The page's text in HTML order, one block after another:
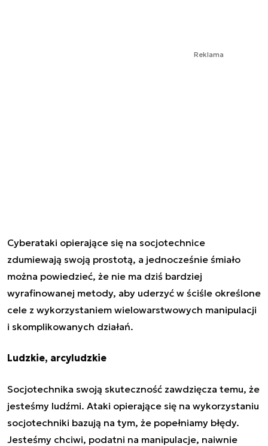
Reklama
Cyberataki opierające się na socjotechnice
zdumiewają swoją prostotą, a jednocześnie śmiało
można powiedzieć, że nie ma dziś bardziej
wyrafinowanej metody, aby uderzyć w ściśle określone
cele z wykorzystaniem wielowarstwowych manipulacji
i skomplikowanych działań.
Ludzkie, arcyludzkie
Socjotechnika swoją skuteczność zawdzięcza temu, że
jesteśmy ludźmi. Ataki opierające się na wykorzystaniu
socjotechniki bazują na tym, że popełniamy błędy.
Jesteśmy chciwi, podatni na manipulacje, naiwnie